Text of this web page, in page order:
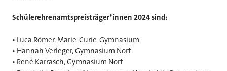
Schülerehrenamtspreisträger*innen 2024 sind:
• Luca Römer, Marie-Curie-Gymnasium
• Hannah Verleger, Gymnasium Norf
• René Karrasch, Gymnasium Norf